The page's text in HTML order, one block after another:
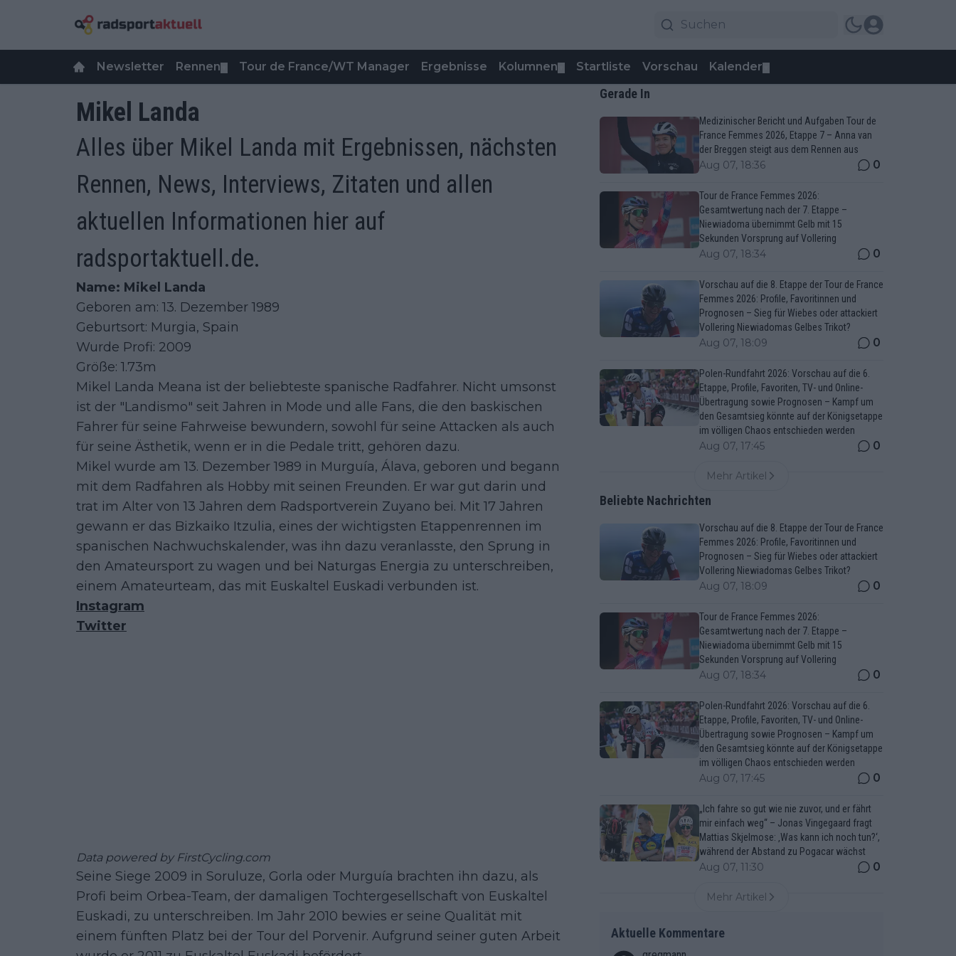
Newsletter Rennen Tour de France/WT Manager Ergebnisse Kolumnen Startliste Vorschau Kalender
Mikel Landa
Alles über Mikel Landa mit Ergebnissen, nächsten
Rennen, News, Interviews, Zitaten und allen
aktuellen Informationen hier auf
radsportaktuell.de.
Name: Mikel Landa
Geboren am: 13. Dezember 1989
Geburtsort: Murgia, Spain
Wurde Profi: 2009
Größe: 1.73m
Mikel Landa Meana ist der beliebteste spanische Radfahrer. Nicht umsonst
ist der "Landismo" seit Jahren in Mode und alle Fans, die den baskischen
Fahrer für seine Fahrweise bewundern, sowohl für seine Attacken als auch
für seine Ästhetik, wenn er in die Pedale tritt, gehören dazu.
Mikel wurde am 13. Dezember 1989 in Murguía, Álava, geboren und begann
mit dem Radfahren als Hobby mit seinen Freunden. Er war gut darin und
trat im Alter von 13 Jahren dem Radsportverein Zuyano bei. Mit 17 Jahren
gewann er das Bizkaiko Itzulia, eines der wichtigsten Etappenrennen im
spanischen Nachwuchskalender, was ihn dazu veranlasste, den Sprung in
den Amateursport zu wagen und bei Naturgas Energia zu unterschreiben,
einem Amateurteam, das mit Euskaltel Euskadi verbunden ist.
Instagram
Twitter
Data powered by FirstCycling.com
Seine Siege 2009 in Soruluze, Gorla oder Murguía brachten ihn dazu, als
Profi beim Orbea-Team, der damaligen Tochtergesellschaft von Euskaltel
Euskadi, zu unterschreiben. Im Jahr 2010 bewies er seine Qualität mit
einem fünften Platz bei der Tour del Porvenir. Aufgrund seiner guten Arbeit
Gerade In
Medizinischer Bericht und Aufgaben Tour de
France Femmes 2026, Etappe 7 – Anna van
der Breggen steigt aus dem Rennen aus
Aug 07, 18:36 0
Tour de France Femmes 2026:
Gesamtwertung nach der 7. Etappe –
Niewiadoma übernimmt Gelb mit 15
Sekunden Vorsprung auf Vollering
Aug 07, 18:34 0
Vorschau auf die 8. Etappe der Tour de France
Femmes 2026: Profile, Favoritinnen und
Prognosen – Sieg für Wiebes oder attackiert
Vollering Niewiadomas Gelbes Trikot?
Aug 07, 18:09 0
Polen-Rundfahrt 2026: Vorschau auf die 6.
Etappe, Profile, Favoriten, TV- und Online-
Übertragung sowie Prognosen – Kampf um
den Gesamtsieg könnte auf der Königsetappe
im völligen Chaos entschieden werden
Aug 07, 17:45 0
Mehr Artikel
Beliebte Nachrichten
Vorschau auf die 8. Etappe der Tour de France
Femmes 2026: Profile, Favoritinnen und
Prognosen – Sieg für Wiebes oder attackiert
Vollering Niewiadomas Gelbes Trikot?
Aug 07, 18:09 0
Tour de France Femmes 2026:
Gesamtwertung nach der 7. Etappe –
Niewiadoma übernimmt Gelb mit 15
Sekunden Vorsprung auf Vollering
Aug 07, 18:34 0
Polen-Rundfahrt 2026: Vorschau auf die 6.
Etappe, Profile, Favoriten, TV- und Online-
Übertragung sowie Prognosen – Kampf um
den Gesamtsieg könnte auf der Königsetappe
im völligen Chaos entschieden werden
Aug 07, 17:45 0
„Ich fahre so gut wie nie zuvor, und er fährt
mir einfach weg“ – Jonas Vingegaard fragt
Mattias Skjelmose: ‚Was kann ich noch tun?‘,
während der Abstand zu Pogacar wächst
Aug 07, 11:30 0
Mehr Artikel
Aktuelle Kommentare